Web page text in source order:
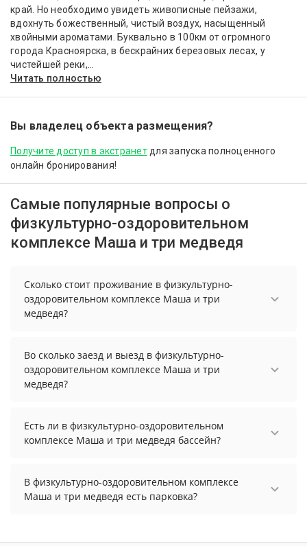
край. Но необходимо увидеть живописные пейзажи,
вдохнуть божественный, чистый воздух, насыщенный
хвойными ароматами. Буквально в 100км от огромного
города Красноярска, в бескрайних березовых лесах, у
чистейшей реки,...
Читать полностью
Вы владелец объекта размещения?
Получите доступ в экстранетдля запуска полноценного
онлайн бронирования!
Самые популярные вопросы о
физкультурно-оздоровительном
комплексе Маша и три медведя
Сколько стоит проживание в физкультурно-
оздоровительном комплексе Маша и три
медведя?
в физкультурно-оздоровительном комплексе
Маша и три медведя, выберите нужные даты и
количество гостей.
Во сколько заезд и выезд в физкультурно-
оздоровительном комплексе Маша и три
медведя?
осуществить до 15:00.
Есть ли в физкультурно-оздоровительном
комплексе Маша и три медведя бассейн?
Маша и три медведя нет бассейна.
В физкультурно-оздоровительном комплексе
Маша и три медведя есть парковка?